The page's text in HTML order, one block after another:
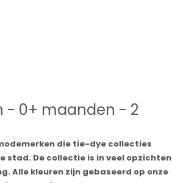
- 0+ maanden - 2
die tie-dye collecties
stad. De collectie is in veel opzichten
Alle kleuren zijn gebaseerd op onze